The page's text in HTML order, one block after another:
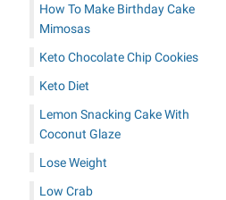
How To Make Birthday Cake
Mimosas
Keto Chocolate Chip Cookies
Keto Diet
Lemon Snacking Cake With
Coconut Glaze
Lose Weight
Low Crab